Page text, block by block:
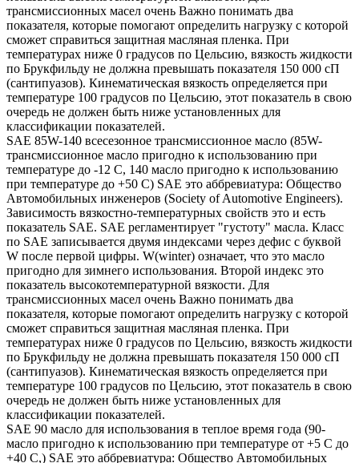
трансмиссионных масел очень Важно понимать два
показателя, которые помогают определить нагрузку с которой
сможет справиться защитная масляная пленка. При
температурах ниже 0 градусов по Цельсию, вязкость жидкости
по Брукфильду не должна превышать показателя 150 000 сП
(сантипуазов). Кинематическая вязкость определяется при
температуре 100 градусов по Цельсию, этот показатель в свою
очередь не должен быть ниже установленных для
классификации показателей.
SAE 85W-140 всесезонное трансмиссионное масло (85W-
трансмиссионное масло пригодно к использованию при
температуре до -12 С, 140 масло пригодно к использованию
при температуре до +50 С) SAE это аббревиатура: Общество
Автомобильных инженеров (Society of Automotive Engineers).
Зависимость вязкостно-температурных свойств это и есть
показатель SAE. SAE регламентирует "густоту" масла. Класс
по SAE записывается двумя индексами через дефис с буквой
W после первой цифры. W(winter) означает, что это масло
пригодно для зимнего использования. Второй индекс это
показатель высокотемпературной вязкости. Для
трансмиссионных масел очень Важно понимать два
показателя, которые помогают определить нагрузку с которой
сможет справиться защитная масляная пленка. При
температурах ниже 0 градусов по Цельсию, вязкость жидкости
по Брукфильду не должна превышать показателя 150 000 сП
(сантипуазов). Кинематическая вязкость определяется при
температуре 100 градусов по Цельсию, этот показатель в свою
очередь не должен быть ниже установленных для
классификации показателей.
SAE 90 масло для использования в теплое время года (90-
масло пригодно к использованию при температуре от +5 С до
+40 С,) SAE это аббревиатура: Общество Автомобильных